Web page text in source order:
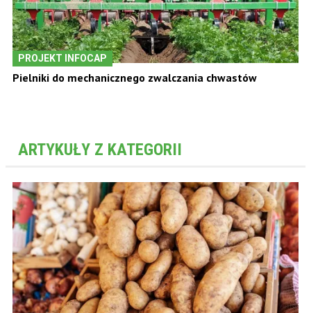
PROJEKT INFOCAP
Pielniki do mechanicznego zwalczania chwastów
ARTYKUŁY Z KATEGORII